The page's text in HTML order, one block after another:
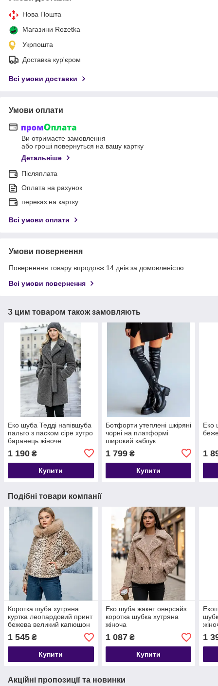
Нова Пошта
Магазини Rozetka
Укрпошта
Доставка кур'єром
Всі умови доставки
Умови оплати
Ви отримаєте замовлення
або гроші повернуться на вашу картку
Детальніше
Післяплата
Оплата на рахунок
переказ на картку
Всі умови оплати
Умови повернення
Повернення товару впродовж 14 днів за домовленістю
Всі умови повернення
З цим товаром також замовляють
Еко шуба Тедді напівшуба
пальто з паском сіре хутро
баранець жіноче
1 190 ₴
Купити
Ботфорти утеплені шкіряні
чорні на платформі
широкий каблук
1 799₴
Купити
Еко
1
Подібні товари компанії
Коротка шуба хутряна
куртка леопардовий принт
бежева великий капюшон
1 545 ₴
Купити
Еко шуба жакет оверсайз
коротка шубка хутряна
жіноча
1 087₴
Купити
1
Акційні пропозиції та новинки